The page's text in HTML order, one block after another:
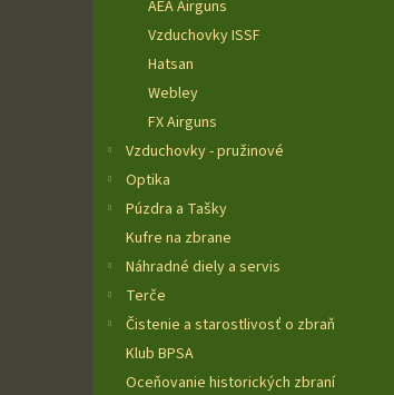
AEA Airguns
Vzduchovky ISSF
Hatsan
Webley
FX Airguns
Vzduchovky - pružinové
Optika
Púzdra a Tašky
Kufre na zbrane
Náhradné diely a servis
Terče
Čistenie a starostlivosť o zbraň
Klub BPSA
Oceňovanie historických zbraní